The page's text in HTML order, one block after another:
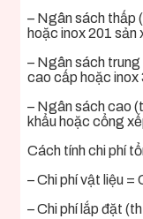
– Ngân sách thấp
hoặc inox 201
– Ngân sách
cao cấp hoặc
– Ngân sách cao
khẩu hoặc cổng
Cách tính chi phí
– Chi phí vật liệu =
– Chi phí lắp đặt